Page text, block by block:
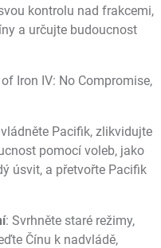
kontrolu nad frakcemi,
a určujte budoucnost
Iron IV: No Compromise,
Pacifik, zlikvidujte
pomocí voleb, jako
úsvit, a přetvořte Pacifik
: Svrhněte staré režimy,
Čínu k nadvládě,